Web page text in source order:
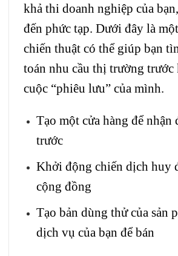
khả thi doanh nghiệp của
đến phức tạp. Dưới đây là
chiến thuật có thể giúp bạn
toán nhu cầu thị trường trước
cuộc “phiêu lưu” của mình.
Tạo một cửa hàng để nhận
trước
Khởi động chiến dịch huy
cộng đồng
Tạo bản dùng thử của sản
dịch vụ của bạn để bán